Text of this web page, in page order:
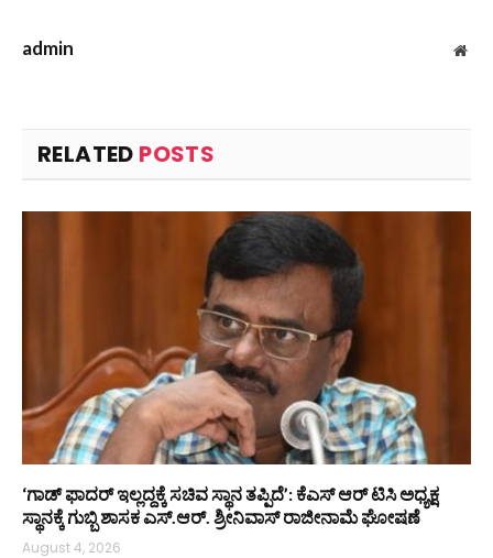
admin
RELATED POSTS
‘ಗಾಡ್ ಫಾದರ್ ಇಲ್ಲದ್ದಕ್ಕೆ ಸಚಿವ ಸ್ಥಾನ ತಪ್ಪಿದೆ’: ಕೆಎಸ್‌ ಆರ್‌ ಟಿಸಿ ಅಧ್ಯಕ್ಷ
ಸ್ಥಾನಕ್ಕೆ ಗುಬ್ಬಿ ಶಾಸಕ ಎಸ್‌.ಆರ್. ಶ್ರೀನಿವಾಸ್ ರಾಜೀನಾಮೆ ಘೋಷಣೆ
August 4, 2026